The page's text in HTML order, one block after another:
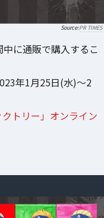
PR TIMES
に通販で購入するこ
年1月25日(水)～2
クトリー」オンライン